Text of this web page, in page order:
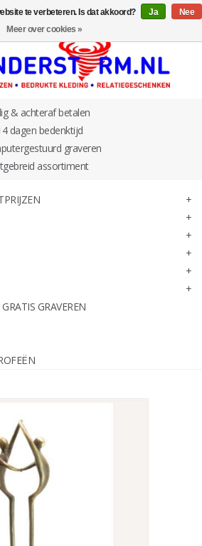
& achteraf betalen
dagen bedenktijd
graveren
assortiment
GRAVEREN
te verbeteren. Is dat akkoord? Ja
Nee
Meer over cookies »